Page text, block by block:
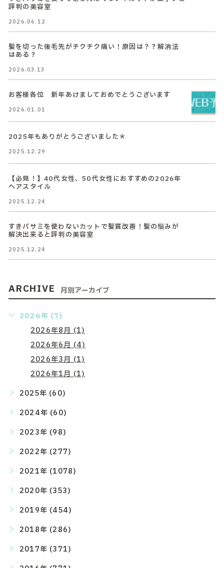
評判の美容室
2026.06.12
髪を切った後毛先がチクチク痛い！原因は？？解消法
はある？
2026.03.13
お客様各位 新年あけましておめでとうございます
2026.01.01
2025年もありがとうございました＊
2025.12.29
【必見！】40代女性、50代女性におすすめの2026年
ヘアスタイル
2025.12.24
すきバサミを使わないカットで髪質改善！髪の悩みが
解決出来ると評判の美容室
2025.12.24
ARCHIVE 月別アーカイブ
2026年 (7)
2026年8月 (1)
2026年6月 (4)
2026年3月 (1)
2026年1月 (1)
2025年 (60)
2024年 (60)
2023年 (98)
2022年 (277)
2021年 (1078)
2020年 (353)
2019年 (454)
2018年 (286)
2017年 (371)